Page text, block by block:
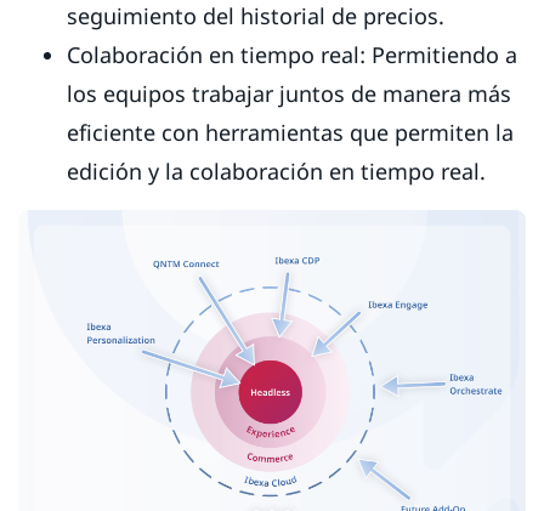
seguimiento del historial de precios.
Colaboración en tiempo real: Permitiendo a
los equipos trabajar juntos de manera más
eficiente con herramientas que permiten la
edición y la colaboración en tiempo real.